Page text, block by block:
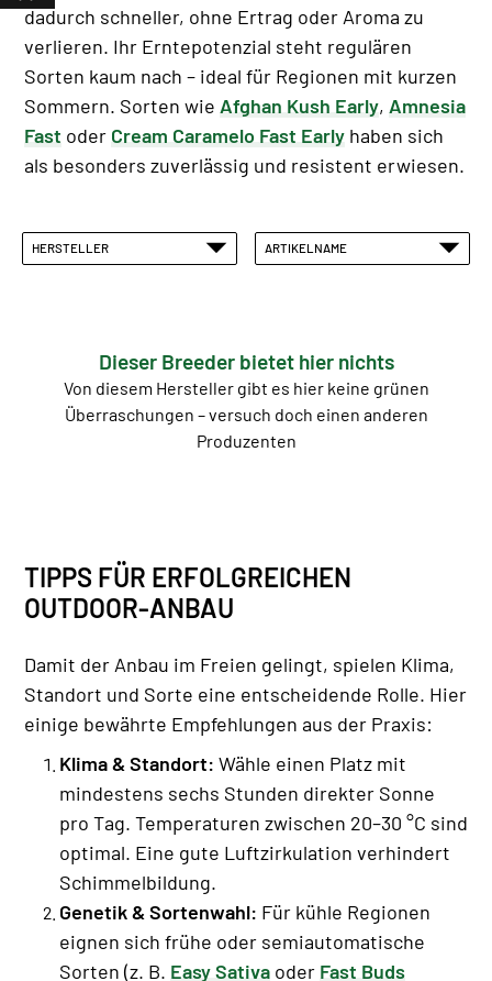
dadurch schneller, ohne Ertrag oder Aroma zu
verlieren. Ihr Erntepotenzial steht regulären
Sorten kaum nach – ideal für Regionen mit kurzen
Sommern. Sorten wie Afghan Kush Early, Amnesia
Fast oder Cream Caramelo Fast Early haben sich
als besonders zuverlässig und resistent erwiesen.
HERSTELLER ARTIKELNAME
Dieser Breeder bietet hier nichts
Von diesem Hersteller gibt es hier keine grünen
Überraschungen – versuch doch einen anderen
Produzenten
TIPPS FÜR ERFOLGREICHEN
OUTDOOR-ANBAU
Damit der Anbau im Freien gelingt, spielen Klima,
Standort und Sorte eine entscheidende Rolle. Hier
einige bewährte Empfehlungen aus der Praxis:
Klima & Standort: Wähle einen Platz mit
mindestens sechs Stunden direkter Sonne
pro Tag. Temperaturen zwischen 20–30 °C sind
optimal. Eine gute Luftzirkulation verhindert
Schimmelbildung.
Genetik & Sortenwahl: Für kühle Regionen
eignen sich frühe oder semiautomatische
Sorten (z. B. Easy Sativa oder Fast Buds